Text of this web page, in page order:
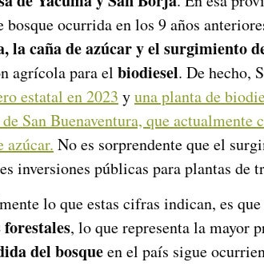
bosque ocurrida en los 9 años
la caña de azúcar y el surgimiento
agrícola para el biodiesel. De hecho,
estatal en 2023 yuna planta de
San Buenaventura, que
azúcar. No es sorprendente que el
inversiones públicas para plantas de
lo que estas cifras indican, es
, lo que representa la mayor
del bosqueen el país sigue